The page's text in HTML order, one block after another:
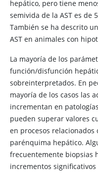
hepático, pero tiene
semivida de la AST es de
También se ha descrito
AST en animales con
La mayoría de los
función/disfunción
sobreinterpretados. En
mayoría de los casos las
incrementan en
pueden superar valores
en procesos relacionados
parénquima hepático.
frecuentemente biopsias
incrementos